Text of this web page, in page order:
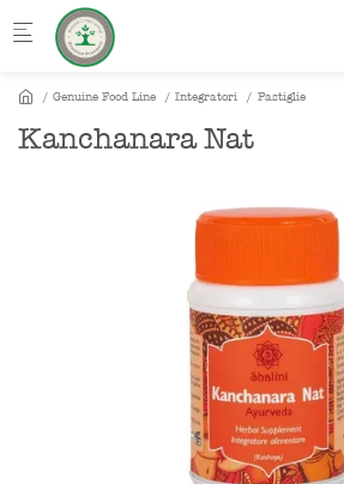
Skip to main content
Genuine Food Line Integratori Pastiglie
Kanchanara Nat